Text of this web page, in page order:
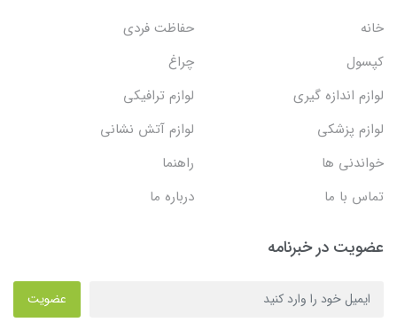
خانه
حفاظت فردی
کپسول
چراغ
لوازم اندازه گیری
لوازم ترافیکی
لوازم پزشکی
لوازم آتش نشانی
خواندنی ها
راهنما
تماس با ما
درباره ما
عضویت در خبرنامه
عضویت